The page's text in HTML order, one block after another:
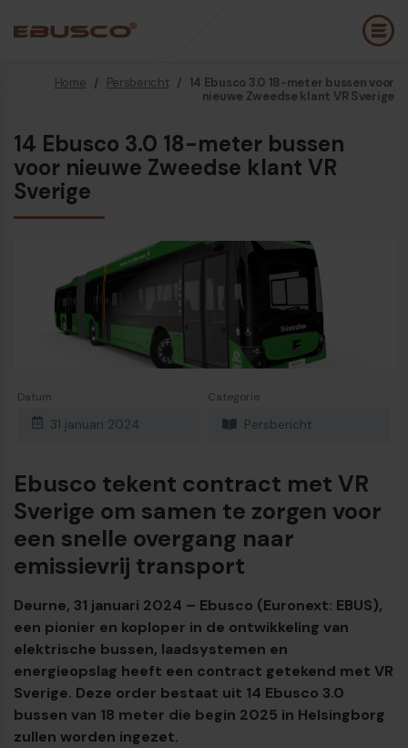
Back (Over ons)
Bedrijfsprofiel
Visie en waarden
Duurzaamheid
Awards & Certificeringen
Home / Persbericht/ 14 Ebusco 3.0 18-meter bussen voor
nieuwe Zweedse klant VR Sverige
14 Ebusco 3.0 18-meter bussen
voor nieuwe Zweedse klant VR
Sverige
Datum
31 januari 2024
Categorie
Persbericht
Ebusco tekent contract met VR
Sverige om samen te zorgen voor
een snelle overgang naar
emissievrij transport
Deurne, 31 januari 2024 – Ebusco (Euronext: EBUS),
een pionier en koploper in de ontwikkeling van
elektrische bussen, laadsystemen en
energieopslag heeft een contract getekend met VR
Sverige. Deze order bestaat uit 14 Ebusco 3.0
bussen van 18 meter die begin 2025 in Helsingborg
zullen worden ingezet.
Diesel bus euro VI